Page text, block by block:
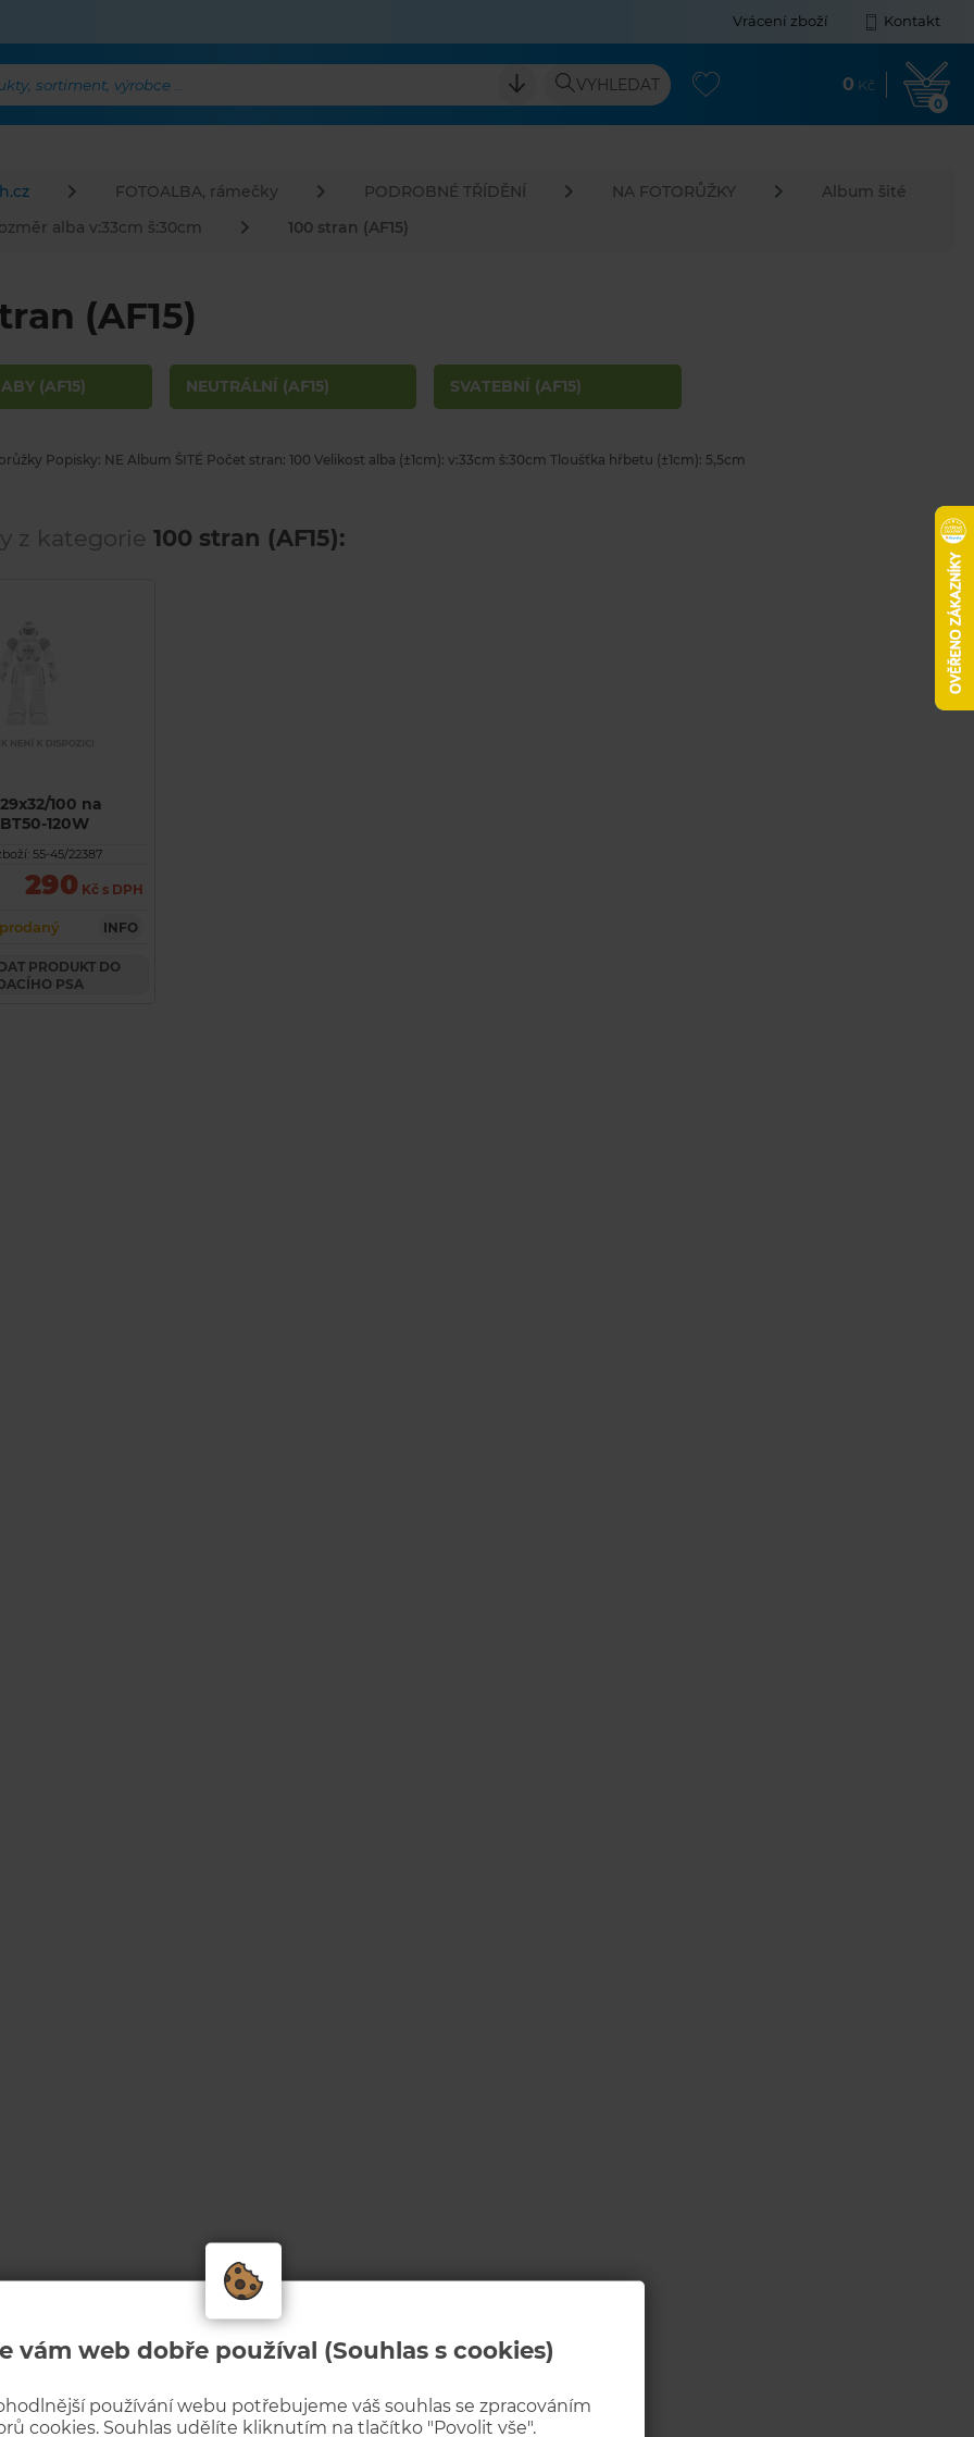
vám web dobře používal (Souhlas s cookies)
používání webu potřebujeme váš souhlas se zpracováním
cookies. Souhlas udělíte kliknutím na tlačítko "Povolit vše".
Vrácení zboží Kontakt
sortiment, výrobce ... VYHLEDAT 0 Kč
0
FOTOALBA, rámečky PODROBNÉ TŘÍDĚNÍ NA FOTORŮŽKY
Album šité
alba v:33cm š:30cm
100 stran (AF15)
(AF15)
(AF15) NEUTRÁLNÍ (AF15) SVATEBNÍ (AF15)
Popisky: NE Album ŠITÉ Počet stran: 100 Velikost alba (±1cm): v:33cm š:30cm Tloušťka hřbetu (±1cm): 5,5cm
z kategorie 100 stran (AF15):
100 na
120W
55-45/22387
290Kč s DPH
INFO
PSA